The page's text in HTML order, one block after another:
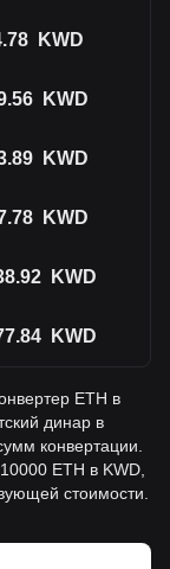
KWD
KWD
KWD
KWD
KWD
KWD
ETH в
динар в
конвертации.
ETH в KWD,
стоимости.